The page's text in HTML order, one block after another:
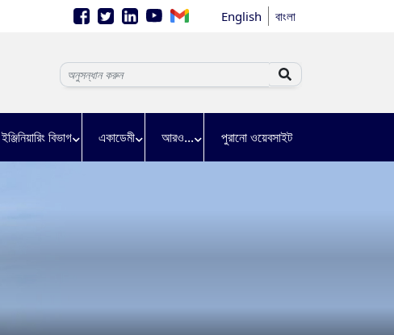
English বাংলা
ইঞ্জিনিয়ারিং বিভাগ একাডেমী আরও... পুরানো ওয়েবসাইট